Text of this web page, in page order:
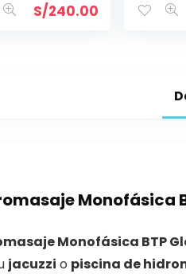
S/240.00
Monofásica
Monofásica BTP
jacuzzi o piscina de